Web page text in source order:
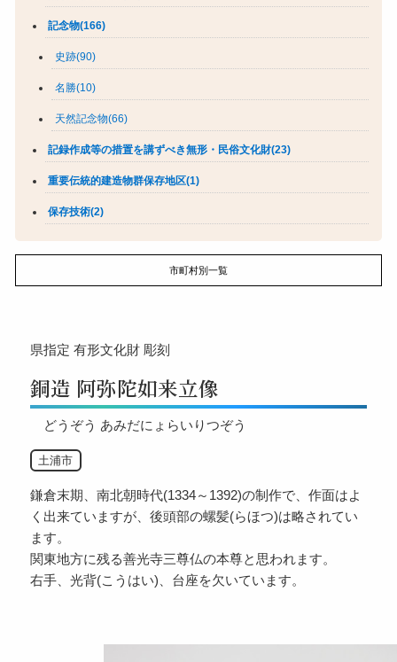
記念物(166)
史跡(90)
名勝(10)
天然記念物(66)
記録作成等の措置を講ずべき無形・民俗文化財(23)
重要伝統的建造物群保存地区(1)
保存技術(2)
市町村別一覧
県指定 有形文化財 彫刻
銅造 阿弥陀如来立像
どうぞう あみだにょらいりつぞう
土浦市
鎌倉末期、南北朝時代(1334～1392)の制作で、作面はよ
く出来ていますが、後頭部の螺髪(らほつ)は略されてい
ます。
関東地方に残る善光寺三尊仏の本尊と思われます。
右手、光背(こうはい)、台座を欠いています。